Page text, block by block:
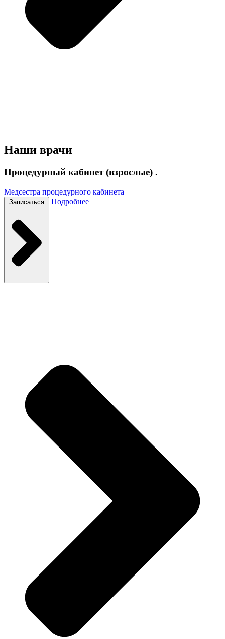
Наши врачи
Процедурный кабинет (взрослые) .
Медсестра процедурного кабинета
Записаться Подробнее